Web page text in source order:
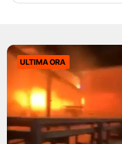
ULTIMA ORA